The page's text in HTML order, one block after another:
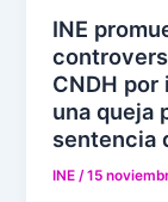
INE
CNDH
una queja
sentencia
INE/15